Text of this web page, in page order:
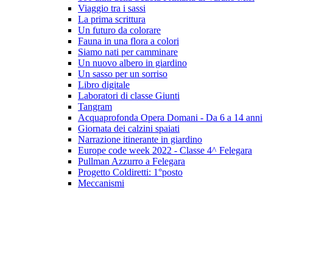
Viaggio tra i sassi
La prima scrittura
Un futuro da colorare
Fauna in una flora a colori
Siamo nati per camminare
Un nuovo albero in giardino
Un sasso per un sorriso
Libro digitale
Laboratori di classe Giunti
Tangram
Acquaprofonda Opera Domani - Da 6 a 14 anni
Giornata dei calzini spaiati
Narrazione itinerante in giardino
Europe code week 2022 - Classe 4^ Felegara
Pullman Azzurro a Felegara
Progetto Coldiretti: 1°posto
Meccanismi